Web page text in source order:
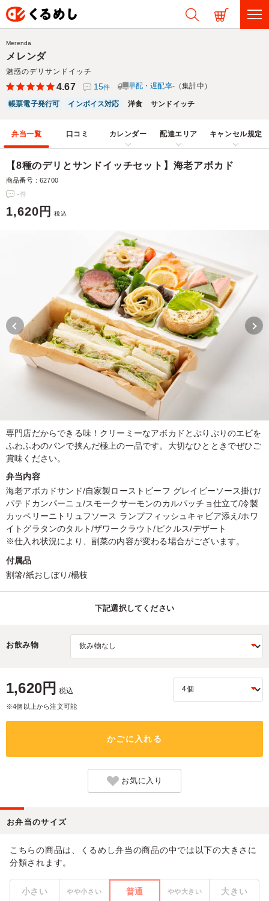
メレンダ
魅惑のデリサンドイッチ
Merenda
4.67 15件 早配・遅配率-（集計中）
帳票電子発行可 インボイス対応 洋食 サンドイッチ
弁当一覧 口コミ カレンダー 配達エリア キャンセル規定
【8種のデリとサンドイッチセット】海老アボカド
商品番号：62700
-件
1,620円 税込
専門店だからできる味！クリーミーなアボカドとぷりぷりのエビを
ふわふわのパンで挟んだ極上の一品です。大切なひとときでぜひご
賞味ください。
弁当内容
海老アボカドサンド/自家製ローストビーフ グレイビーソース掛け/
パテドカンパーニュ/スモークサーモンのカルパッチョ仕立て/冷製
カッペリーニトリュフソース ランプフィッシュキャビア添え/ホワ
イトグラタンのタルト/ザワークラウト/ピクルス/デザート
※仕入れ状況により、副菜の内容が変わる場合がございます。
付属品
割箸/紙おしぼり/楊枝
下記選択してください
お飲み物
1,620円 税込
※4個以上から注文可能
かごに入れる
お気に入り
お弁当のサイズ
こちらの商品は、くるめし弁当の商品の中では以下の大きさに
分類されます。
小さい やや小さい 普通 やや大きい 大きい